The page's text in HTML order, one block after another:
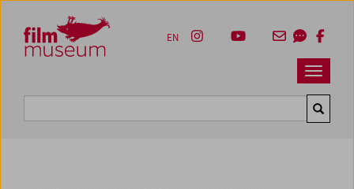
Zum Inhalt
Zum Hauptmenü
Zur Servicenavigation
Zum Suche
Navbar
EN